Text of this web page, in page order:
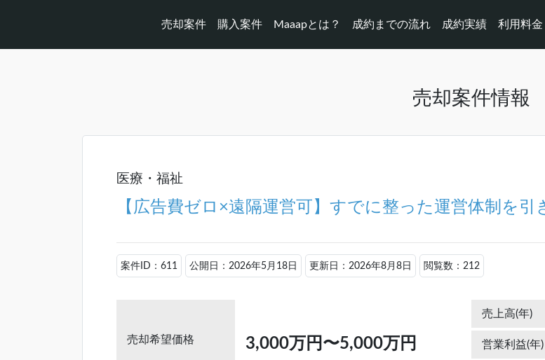
売却案件 購入案件 Maaapとは？ 成約までの流れ 成約実績 利用料金
売却案件情報
医療・福祉
【広告費ゼロ×遠隔運営可】すでに整った運営体制を
案件ID：611 公開日：2026年5月18日 更新日：2026年8月8日 閲覧数：212
売却希望価格 3,000万円〜5,000万円
売上高(年)
営業利益(年)